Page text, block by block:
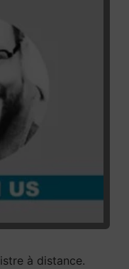
à distance.